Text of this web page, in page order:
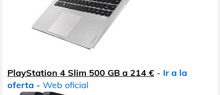
PlayStation 4 Slim 500 GB a 214 € - Ir a la
oferta - Web oficial